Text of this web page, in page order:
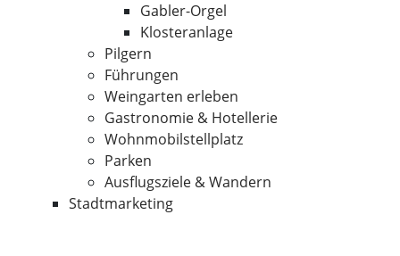
Gabler-Orgel
Klosteranlage
Pilgern
Führungen
Weingarten erleben
Gastronomie & Hotellerie
Wohnmobilstellplatz
Parken
Ausflugsziele & Wandern
Stadtmarketing